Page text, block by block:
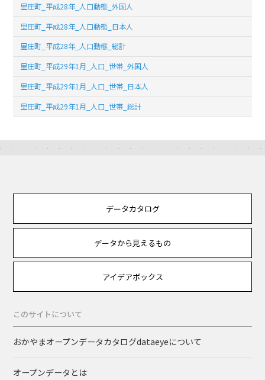
里庄町_平成28年_人口動態_外国人
里庄町_平成28年_人口動態_日本人
里庄町_平成28年_人口動態_総計
里庄町_平成29年1月_人口_世帯_外国人
里庄町_平成29年1月_人口_世帯_日本人
里庄町_平成29年1月_人口_世帯_総計
データカタログ
データから見えるもの
アイデアボックス
このサイトについて
おかやまオープンデータカタログdataeyeについて
オープンデータとは